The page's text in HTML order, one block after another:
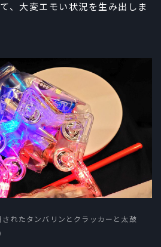
、大変エモい状況を生み出しま
れたタンバリンとクラッカーと太鼓